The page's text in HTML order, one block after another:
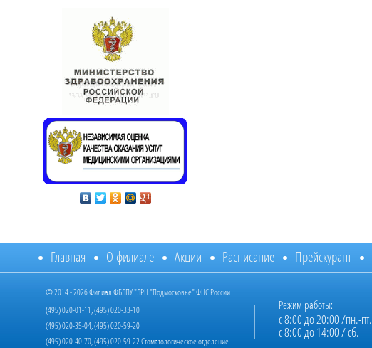
Главная О филиале Акции Расписание Прейскурант
(495) 020-01-11, (495) 020-33-10
(495) 020-35-04, (495) 020-59-20
(495) 020-40-70, (495) 020-59-22 Стоматологическое отделение
Режим работы:
с 8:00 до 20:00 /пн.-пт.
с 8:00 до 14:00 / сб.
© 2014 - 2026 Филиал ФБЛПУ "ЛРЦ "Подмосковье" ФНС России